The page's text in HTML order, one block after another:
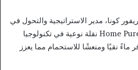
كونا، مدير الاستراتيجية والتحول في
كيونت: “يمثل دشHome Pure Rayn نقلة نوعية في تكنولوجيا
ماءً نقيًا ومنعشًا للاستحمام مما يعزز